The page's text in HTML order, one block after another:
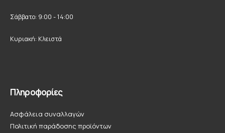
Σάββατο: 9:00 - 14:00
Κυριακή: Κλειστά
Πληροφορίες
Ασφάλεια συναλλαγών
Πολιτική παράδοσης προϊόντων